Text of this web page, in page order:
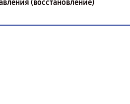
(восстановление)